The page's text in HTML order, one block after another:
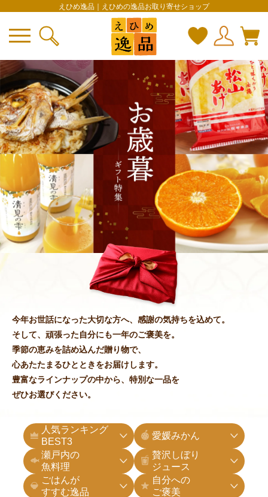
えひめ逸品｜えひめの逸品お取り寄せショップ
今年お世話になった大切な方へ、 感謝の気持ちを込めて。
そして、頑張った自分にも一年のご褒美を。
季節の恵みを詰め込んだ贈り物で、
心あたたまるひとときをお届けします。
豊富なラインナップの中から、特別な一品を
ぜひお選びください。
人気ランキング
BEST3
愛媛みかん
瀬戸内の
魚料理
贅沢しぼり
ジュース
ごはんが
すすむ逸品
自分への
ご褒美